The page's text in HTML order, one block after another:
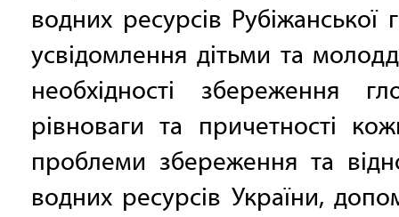
водних ресурсів Рубіжанської
усвідомлення дітьми та
необхідності збереження
рівноваги та причетності
проблеми збереження та
водних ресурсів України,